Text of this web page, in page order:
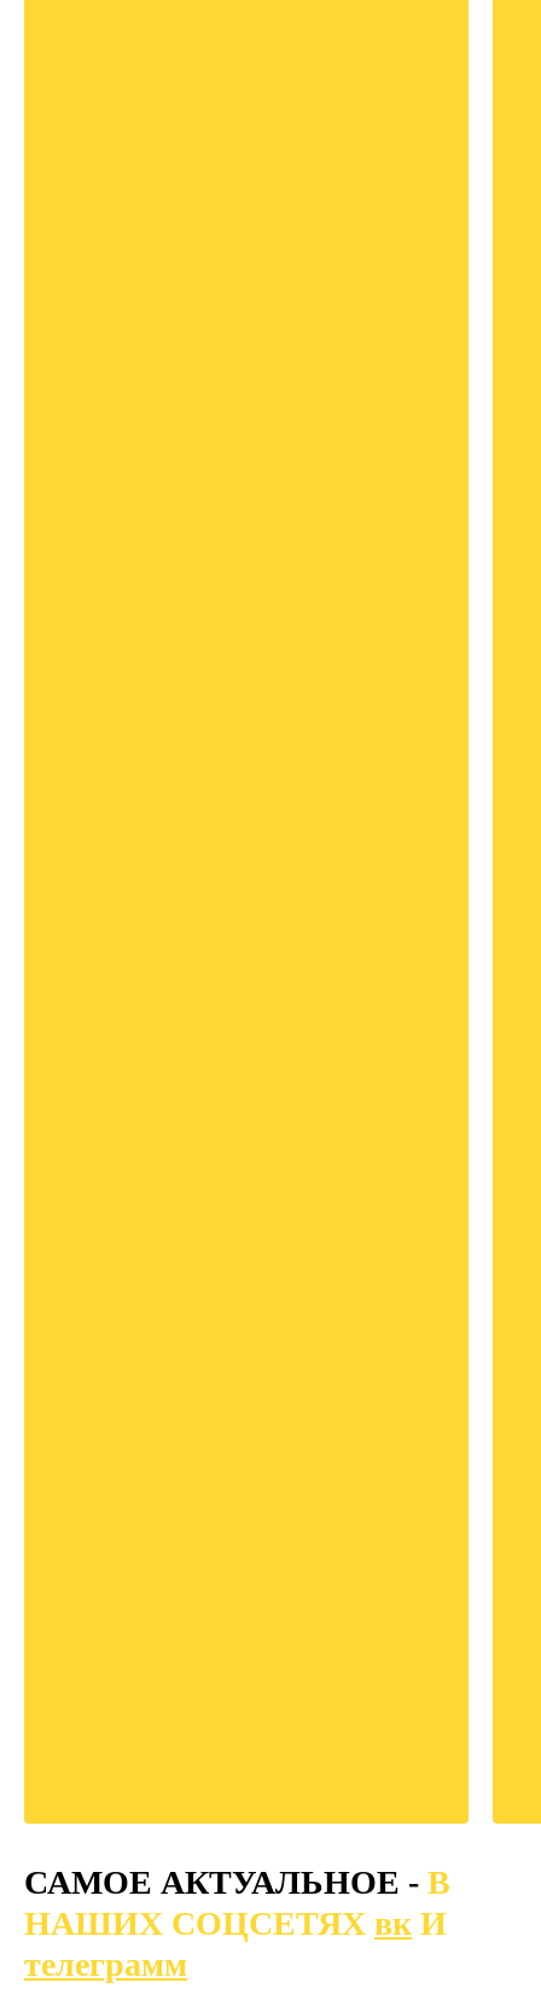
САМОЕ АКТУАЛЬНОЕ - В
НАШИХ СОЦСЕТЯХ вк И
телеграмм